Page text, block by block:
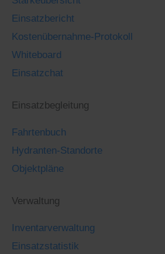
Einsatzbericht
Kostenübernahme-Protokoll
Whiteboard
Einsatzchat
Einsatzbegleitung
Fahrtenbuch
Hydranten-Standorte
Objektpläne
Verwaltung
Inventarverwaltung
Einsatzstatistik